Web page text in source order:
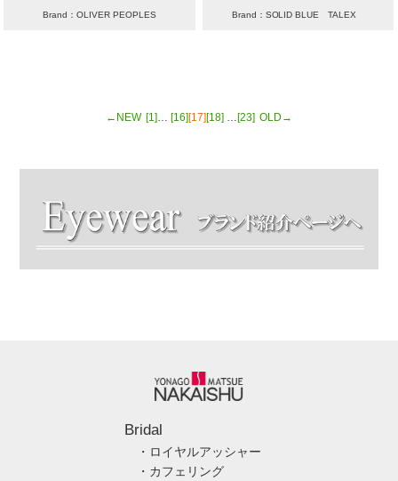
Brand：OLIVER PEOPLES Brand：SOLID BLUE TALEX
←NEW [1]… [16][17][18] …[23] OLD→
Bridal
・ロイヤルアッシャー
・カフェリング